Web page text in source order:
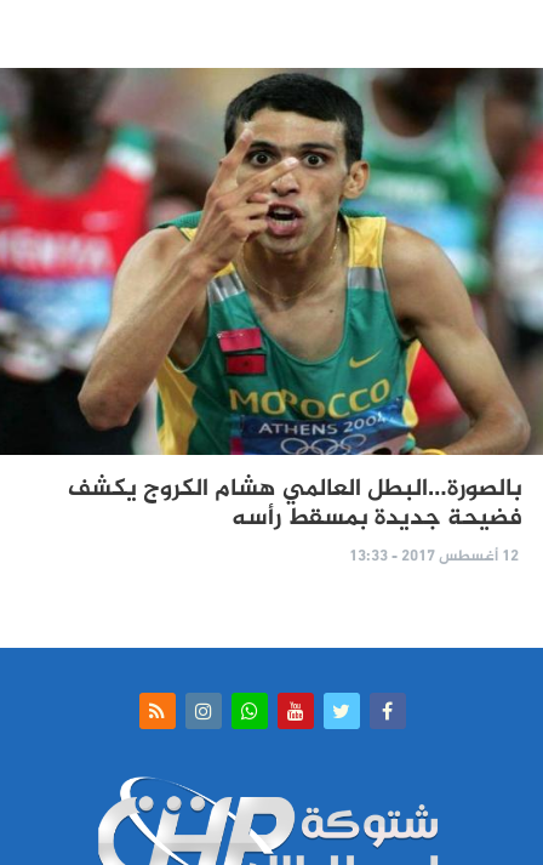
بالصورة…البطل العالمي هشام الكروج يكشف
فضيحة جديدة بمسقط رأسه
12 أغسطس 2017 - 13:33